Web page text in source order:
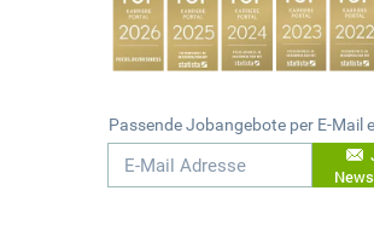
Passende Jobangebote per E-Mail